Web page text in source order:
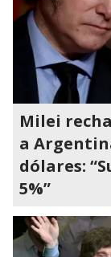
Milei
a
dólares:
5%”